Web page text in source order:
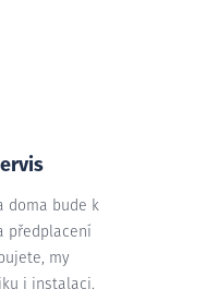
doma bude k
předplacení
my
i instalaci.